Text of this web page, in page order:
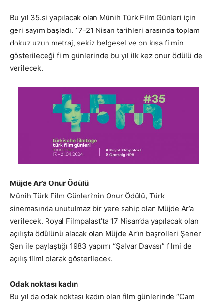
Bu yıl 35.si yapılacak olan Münih Türk Film Günleri için
geri sayım başladı. 17-21 Nisan tarihleri arasında toplam
dokuz uzun metraj, sekiz belgesel ve on kısa filmin
gösterileceği film günlerinde bu yıl ilk kez onur ödülü de
verilecek.
Müjde Ar’a Onur Ödülü
Münih Türk Film Günleri’nin Onur Ödülü, Türk
sinemasında unutulmaz bir yere sahip olan Müjde Ar’a
verilecek. Royal Filmpalast’ta 17 Nisan’da yapılacak olan
açılışta ödülünü alacak olan Müjde Ar’ın başrolleri Şener
Şen ile paylaştığı 1983 yapımı “Şalvar Davası” filmi de
açılış filmi olarak gösterilecek.
Odak noktası kadın
Bu yıl da odak noktası kadın olan film günlerinde “Cam